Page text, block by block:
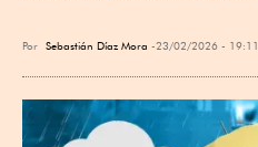
Por Sebastián Díaz Mora 23/02/2026 - 19:11